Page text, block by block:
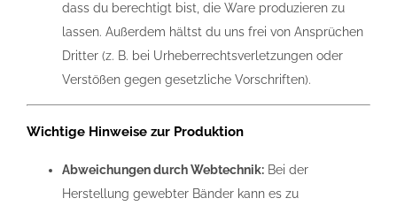
dass du berechtigt bist, die Ware produzieren zu
lassen. Außerdem hältst du uns frei von Ansprüchen
Dritter (z. B. bei Urheberrechtsverletzungen oder
Verstößen gegen gesetzliche Vorschriften).
Wichtige Hinweise zur Produktion
Abweichungen durch Webtechnik:Bei der
Herstellung gewebter Bänder kann es zu